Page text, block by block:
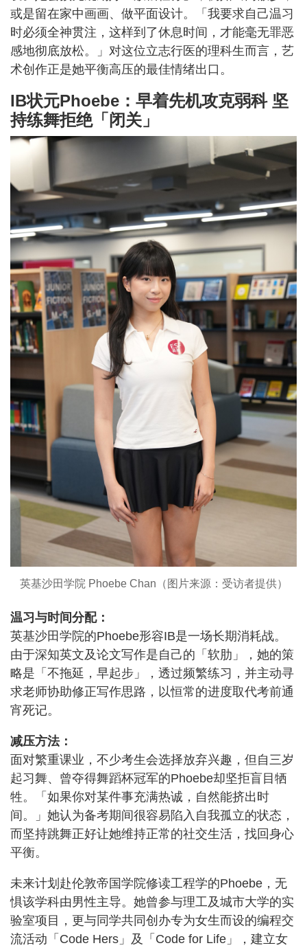
或是留在家中画画、做平面设计。「我要求自己温习
时必须全神贯注，这样到了休息时间，才能毫无罪恶
感地彻底放松。」对这位立志行医的理科生而言，艺
术创作正是她平衡高压的最佳情绪出口。
IB状元Phoebe：早着先机攻克弱科 坚
持练舞拒绝「闭关」
英基沙田学院 Phoebe Chan（图片来源：受访者提供）
温习与时间分配：
英基沙田学院的Phoebe形容IB是一场长期消耗战。
由于深知英文及论文写作是自己的「软肋」，她的策
略是「不拖延，早起步」，透过频繁练习，并主动寻
求老师协助修正写作思路，以恒常的进度取代考前通
宵死记。
减压方法：
面对繁重课业，不少考生会选择放弃兴趣，但自三岁
起习舞、曾夺得舞蹈杯冠军的Phoebe却坚拒盲目牺
牲。「如果你对某件事充满热诚，自然能挤出时
间。」她认为备考期间很容易陷入自我孤立的状态，
而坚持跳舞正好让她维持正常的社交生活，找回身心
平衡。
未来计划赴伦敦帝国学院修读工程学的Phoebe，无
惧该学科由男性主导。她曾参与理工及城市大学的实
验室项目，更与同学共同创办专为女生而设的编程交
流活动「Code Hers」及「Code for Life」，建立女